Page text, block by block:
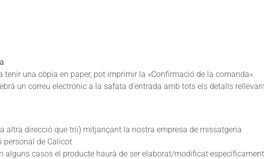
una còpia en paper, pot imprimir la «Confirmació de la comanda».
un correu electrònic a la safata d’entrada amb tots els detalls
altra direcció que triï) mitjançant la nostra empresa de missatgeria
personal de Calicot
alguns casos el producte haurà de ser elaborat/modificat